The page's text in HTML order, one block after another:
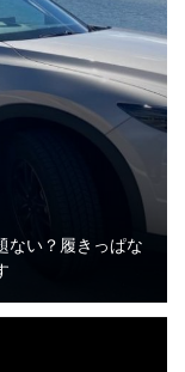
ない？履きっぱな